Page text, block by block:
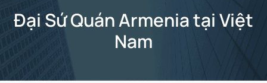
Đại Sứ Quán Armenia tại Việt
Nam